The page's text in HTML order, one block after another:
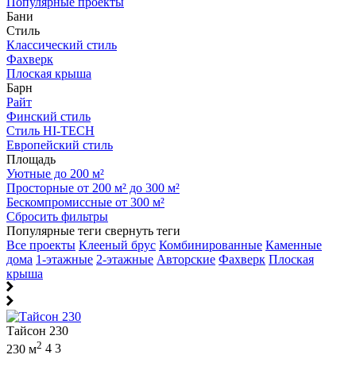
Бани
Стиль
Классический стиль
Фахверк
Плоская крыша
Барн
Райт
Финский стиль
Стиль HI-TECH
Европейский стиль
Площадь
Уютные до 200 м²
Просторные от 200 м² до 300 м²
Бескомпромиссные от 300 м²
Сбросить фильтры
Популярные теги свернуть теги
Все проекты Клееный брус Комбинированные Каменные
дома 1-этажные 2-этажные Авторские Фахверк Плоская
крыша
Тайсон 230
230 м2 4 3